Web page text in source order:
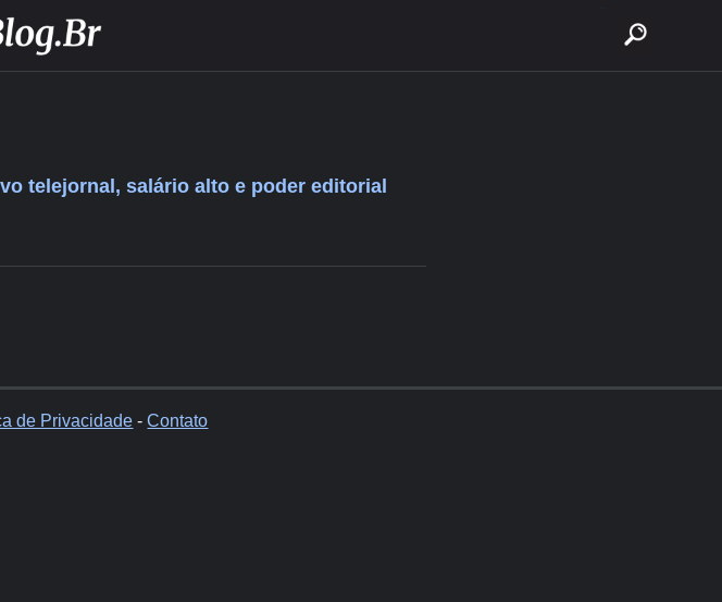
telejornal, salário alto e poder editorial
de Privacidade -Contato